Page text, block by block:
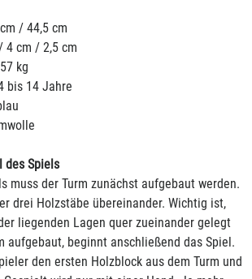
/ 44,5 cm
4 cm / 2,5 cm
kg
bis 14 Jahre
des Spiels
muss der Turm zunächst aufgebaut werden.
drei Holzstäbe übereinander. Wichtig ist,
liegenden Lagen quer zueinander gelegt
aufgebaut, beginnt anschließend das Spiel.
den ersten Holzblock aus dem Turm und